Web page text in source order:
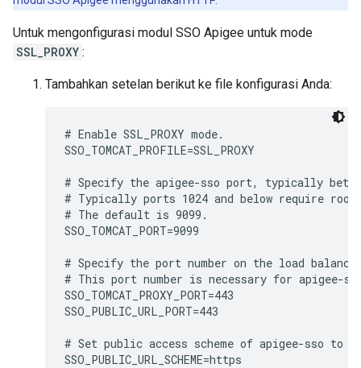
Untuk mengonfigurasi modul SSO Apigee untuk mode
SSL_PROXY :
Tambahkan setelan berikut ke file konfigurasi Anda:
# Enable SSL_PROXY mode.
SSO_TOMCAT_PROFILE=SSL_PROXY
# Specify the apigee-sso port, typically
# Typically ports 1024 and below require root
# The default is 9099.
SSO_TOMCAT_PORT=9099
# Specify the port number on the load
# This port number is necessary for apigee-
SSO_TOMCAT_PROXY_PORT=443
SSO_PUBLIC_URL_PORT=443
# Set public access scheme of apigee-sso to
SSO_PUBLIC_URL_SCHEME=https